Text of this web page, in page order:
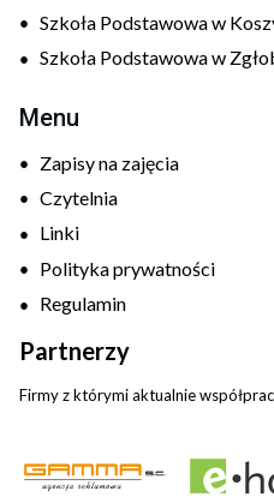
Szkoła Podstawowa w
Szkoła Podstawowa w
Menu
Zapisy na zajęcia
Czytelnia
Linki
Polityka prywatności
Regulamin
Partnerzy
Firmy z którymi aktualnie